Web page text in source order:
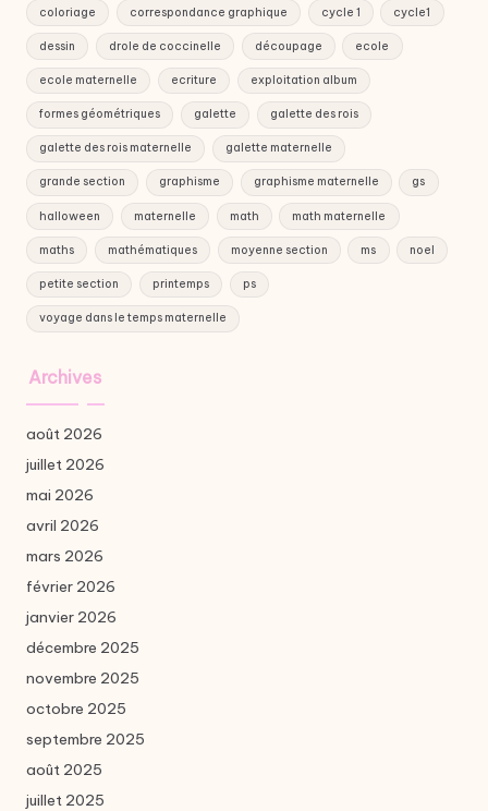
coloriage correspondance graphique cycle 1 cycle1
dessin drole de coccinelle découpage ecole
ecole maternelle ecriture exploitation album
formes géométriques galette galette des rois
galette des rois maternelle galette maternelle
grande section graphisme graphisme maternelle gs
halloween maternelle math math maternelle
maths mathématiques moyenne section ms noel
petite section printemps ps
voyage dans le temps maternelle
Archives
août 2026
juillet 2026
mai 2026
avril 2026
mars 2026
février 2026
janvier 2026
décembre 2025
novembre 2025
octobre 2025
septembre 2025
août 2025
juillet 2025